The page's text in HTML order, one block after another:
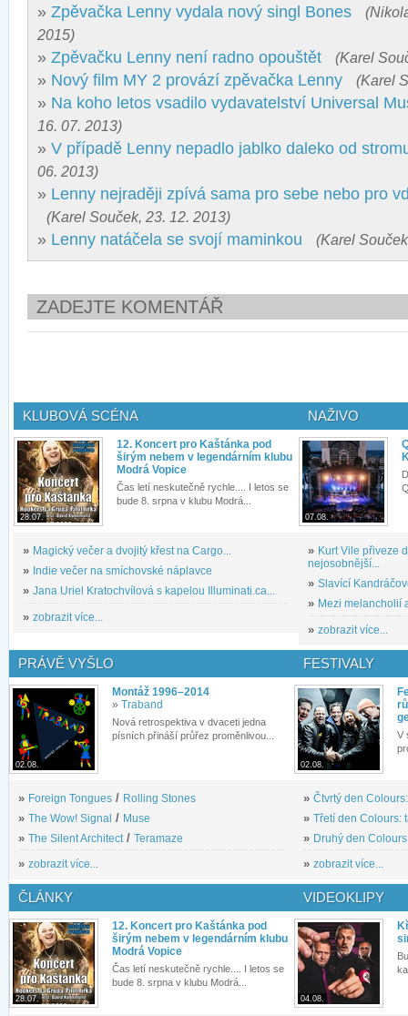
» Zpěvačka Lenny vydala nový singl Bones
2015)
» Zpěvačku Lenny není radno opouštět (Karel
» Nový film MY 2 provází zpěvačka Lenny (Karel
» Na koho letos vsadilo vydavatelství Universal
16. 07. 2013)
» V případě Lenny nepadlo jablko daleko od
06. 2013)
» Lenny nejraději zpívá sama pro sebe nebo pro
(Karel Souček, 23. 12. 2013)
» Lenny natáčela se svojí maminkou (Karel
ZADEJTE KOMENTÁŘ
KLUBOVÁ SCÉNA
28.07.
12. Koncert pro Kaštánka pod
širým nebem v legendárním klubu
Modrá Vopice
Čas letí neskutečně rychle.... I letos se
bude 8. srpna v klubu Modrá...
» Magický večer a dvojitý křest na Cargo...
» Indie večer na smíchovské náplavce
» Jana Uriel Kratochvílová s kapelou Illuminati.ca...
» zobrazit více...
NAŽIVO
07.08.
» Kurt Vile přiveze
nejosobnější...
» Slavící
» Mezi melancholií
» zobrazit více...
PRÁVĚ VYŠLO
02.08.
Montáž 1996–2014
» Traband
Nová retrospektiva v dvaceti jedna
písních přináší průřez proměnlivou...
» Foreign Tongues / Rolling Stones
» The Wow! Signal / Muse
» The Silent Architect / Teramaze
» zobrazit více...
FESTIVALY
02.08.
V
» Čtvrtý den
» Třetí den Colours:
» Druhý den
» zobrazit více...
ČLÁNKY
28.07.
12. Koncert pro Kaštánka pod
širým nebem v legendárním klubu
Modrá Vopice
Čas letí neskutečně rychle.... I letos se
bude 8. srpna v klubu Modrá...
VIDEOKLIPY
04.08.